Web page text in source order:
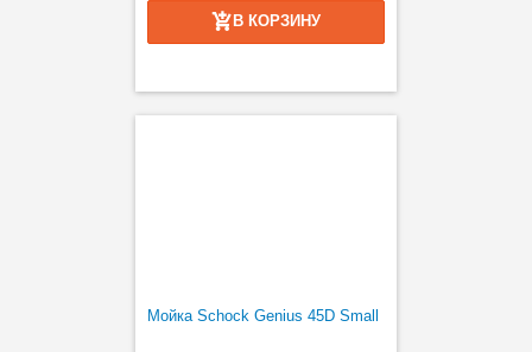
В КОРЗИНУ
Мойка Schock Genius 45D Small